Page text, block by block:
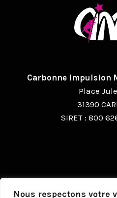
Nous respectons votre
N
E
Carbonne Impulsion
Place
31390
SIRET : 800
Protection des